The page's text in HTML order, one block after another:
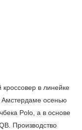
в линейке
осенью
Polo, а в основе
Производство